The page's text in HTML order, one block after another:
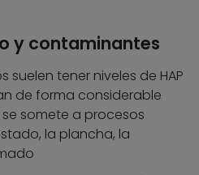
y contaminantes
suelen tener niveles de HAP
de forma considerable
somete a procesos
la plancha, la